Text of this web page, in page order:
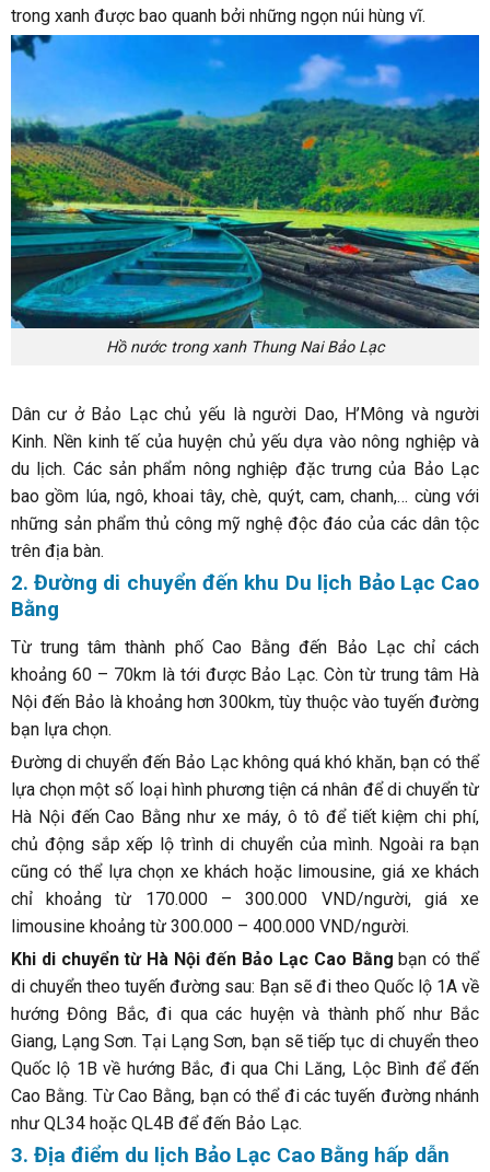
trong xanh được bao quanh bởi những ngọn núi hùng vĩ.
Hồ nước trong xanh Thung Nai Bảo Lạc
Dân cư ở Bảo Lạc chủ yếu là người Dao, H’Mông và người
Kinh. Nền kinh tế của huyện chủ yếu dựa vào nông nghiệp và
du lịch. Các sản phẩm nông nghiệp đặc trưng của Bảo Lạc
bao gồm lúa, ngô, khoai tây, chè, quýt, cam, chanh,… cùng với
những sản phẩm thủ công mỹ nghệ độc đáo của các dân tộc
trên địa bàn.
2. Đường di chuyển đến khu Du lịch Bảo Lạc Cao
Bằng
Từ trung tâm thành phố Cao Bằng đến Bảo Lạc chỉ cách
khoảng 60 – 70km là tới được Bảo Lạc. Còn từ trung tâm Hà
Nội đến Bảo là khoảng hơn 300km, tùy thuộc vào tuyến đường
bạn lựa chọn.
Đường di chuyển đến Bảo Lạc không quá khó khăn, bạn có thể
lựa chọn một số loại hình phương tiện cá nhân để di chuyển từ
Hà Nội đến Cao Bằng như xe máy, ô tô để tiết kiệm chi phí,
chủ động sắp xếp lộ trình di chuyển của mình. Ngoài ra bạn
cũng có thể lựa chọn xe khách hoặc limousine, giá xe khách
chỉ khoảng từ 170.000 – 300.000 VND/người, giá xe
limousine khoảng từ 300.000 – 400.000 VND/người.
Khi di chuyển từ Hà Nội đến Bảo Lạc Cao Bằng bạn có thể
di chuyển theo tuyến đường sau: Bạn sẽ đi theo Quốc lộ 1A về
hướng Đông Bắc, đi qua các huyện và thành phố như Bắc
Giang, Lạng Sơn. Tại Lạng Sơn, bạn sẽ tiếp tục di chuyển theo
Quốc lộ 1B về hướng Bắc, đi qua Chi Lăng, Lộc Bình để đến
Cao Bằng. Từ Cao Bằng, bạn có thể đi các tuyến đường nhánh
như QL34 hoặc QL4B để đến Bảo Lạc.
3. Địa điểm du lịch Bảo Lạc Cao Bằng hấp dẫn